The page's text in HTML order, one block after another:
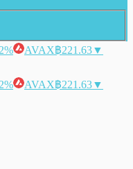
AVAX฿221.63▼
AVAX฿221.63▼